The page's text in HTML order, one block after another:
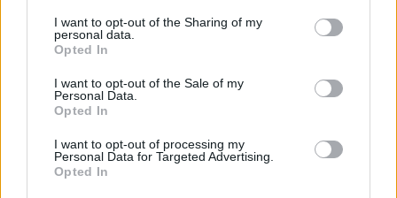
I want to opt-out of the Sharing of my
personal data.
Opted In
I want to opt-out of the Sale of my
Personal Data.
Opted In
I want to opt-out of processing my
Personal Data for Targeted Advertising.
Opted In
Metropolitan Museum of Art
ha messo a
disposizione migliaia di suoi libri online,
così come la biblioteca virtuale di
Getty,
lanciata nel 2014, conta 250 titoli pubblicati
dal museo, dal Getty Conservation Institute
e dal Getty Research Institute.